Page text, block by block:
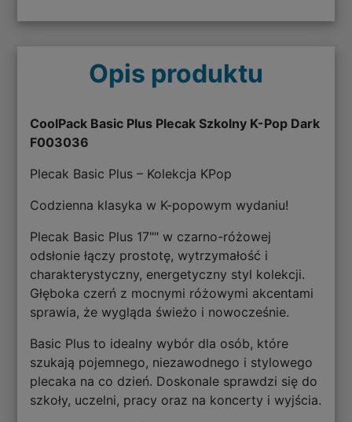
Opis produktu
CoolPack Basic Plus Plecak Szkolny K-Pop Dark
F003036
Plecak Basic Plus – Kolekcja KPop
Codzienna klasyka w K-popowym wydaniu!
Plecak Basic Plus 17"" w czarno-różowej
odsłonie łączy prostotę, wytrzymałość i
charakterystyczny, energetyczny styl kolekcji.
Głęboka czerń z mocnymi różowymi akcentami
sprawia, że wygląda świeżo i nowocześnie.
Basic Plus to idealny wybór dla osób, które
szukają pojemnego, niezawodnego i stylowego
plecaka na co dzień. Doskonale sprawdzi się do
szkoły, uczelni, pracy oraz na koncerty i wyjścia.